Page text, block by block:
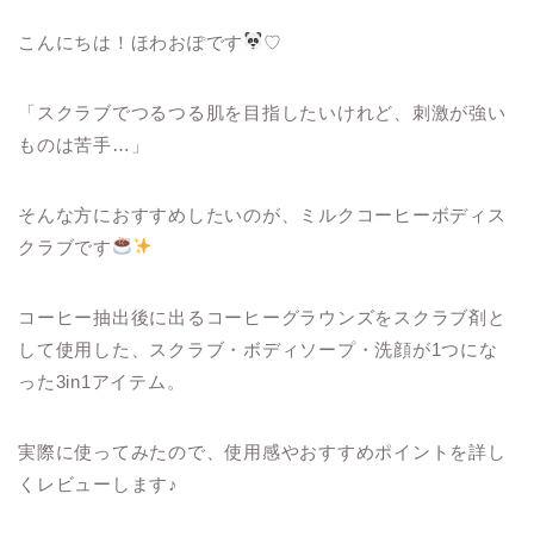
こんにちは！ほわおぽです ♡
「スクラブでつるつる肌を目指したいけれど、刺激が強い
ものは苦手…」
そんな方におすすめしたいのが、ミルクコーヒーボディス
クラブです
コーヒー抽出後に出るコーヒーグラウンズをスクラブ剤と
して使用した、スクラブ・ボディソープ・洗顔が1つにな
った3in1アイテム。
実際に使ってみたので、使用感やおすすめポイントを詳し
くレビューします♪